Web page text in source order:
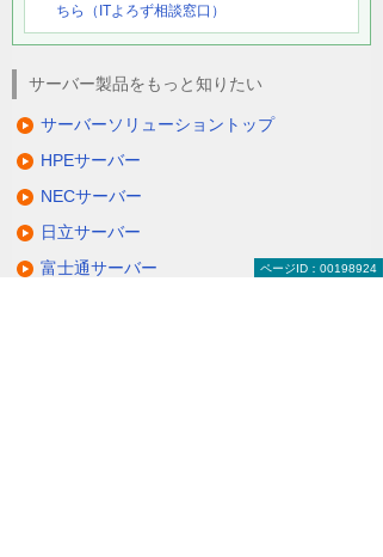
ちら（ITよろず相談窓口）
サーバー製品をもっと知りたい
サーバーソリューショントップ
HPEサーバー
NECサーバー
日立サーバー
富士通サーバー
ページID：00198924